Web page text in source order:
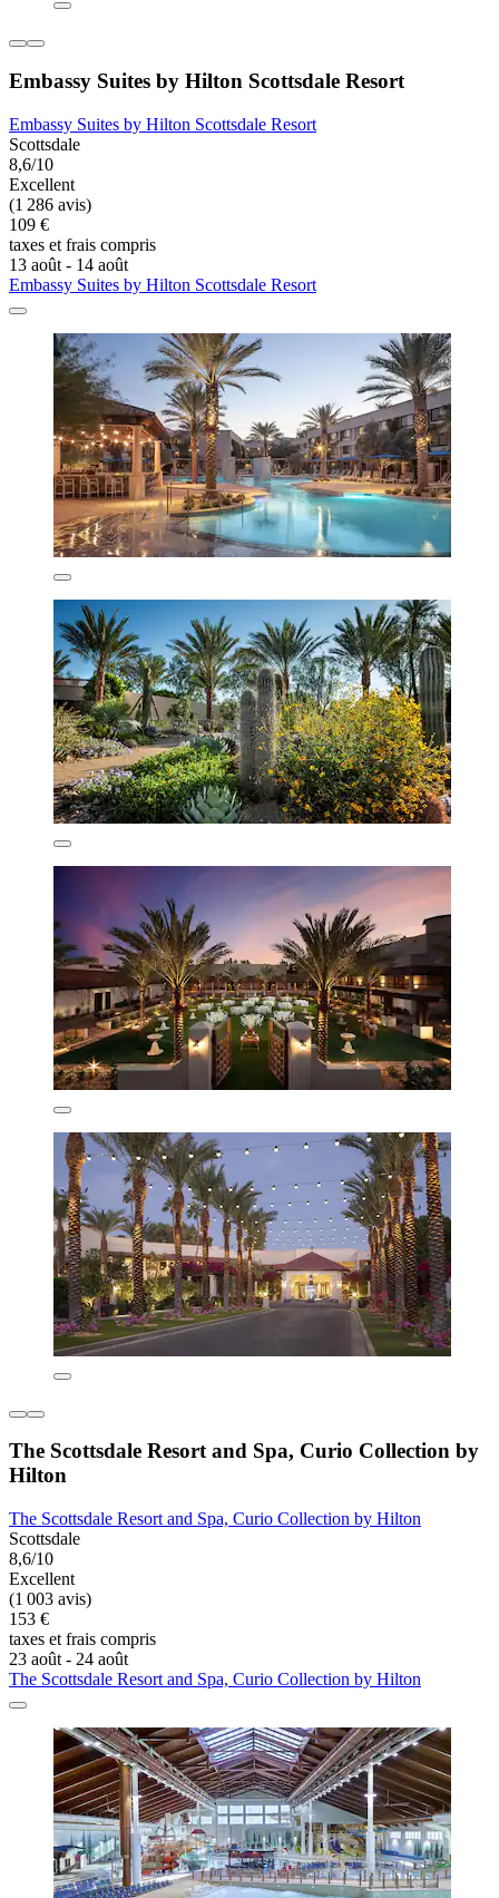
Embassy Suites by Hilton Scottsdale Resort
Embassy Suites by Hilton Scottsdale Resort
Scottsdale
8,6/10
Excellent
(1 286 avis)
109 €
taxes et frais compris
13 août - 14 août
Embassy Suites by Hilton Scottsdale Resort
The Scottsdale Resort and Spa, Curio Collection by
Hilton
The Scottsdale Resort and Spa, Curio Collection by Hilton
Scottsdale
8,6/10
Excellent
(1 003 avis)
153 €
taxes et frais compris
23 août - 24 août
The Scottsdale Resort and Spa, Curio Collection by Hilton